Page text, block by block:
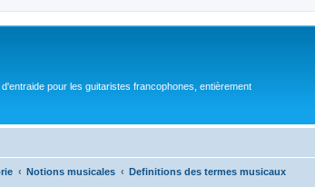
pour les guitaristes francophones, entièrement
Notions musicales Definitions des termes musicaux